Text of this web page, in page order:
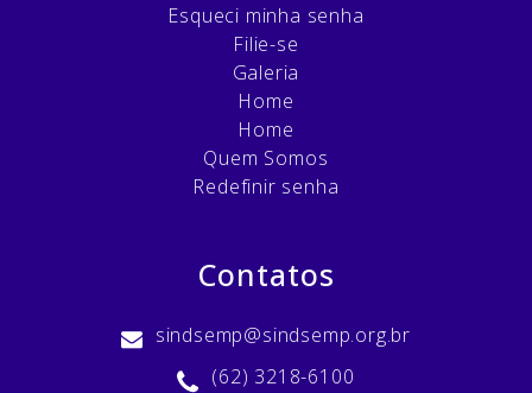
Esqueci minha senha
Filie-se
Galeria
Home
Home
Quem Somos
Redefinir senha
Contatos
sindsemp@sindsemp.org.br
(62) 3218-6100